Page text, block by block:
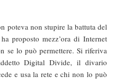
poteva non stupire la battuta del
proposto mezz’ora di Internet
se lo può permettere. Si riferiva
Digital Divide, il divario
e usa la rete e chi non lo può